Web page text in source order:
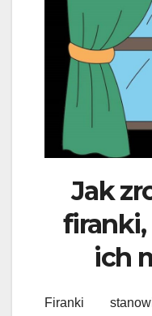
Jak
firanki,
ich
Firanki